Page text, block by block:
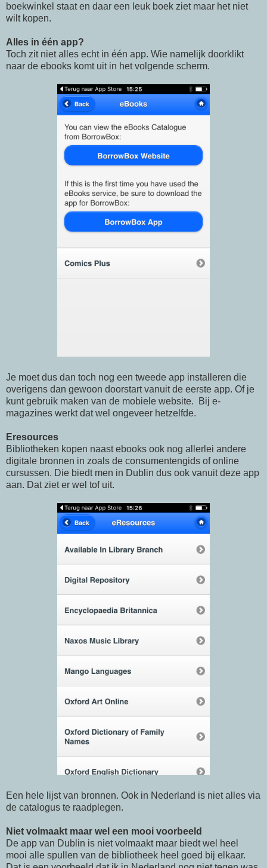
boekwinkel staat en daar een leuk boek ziet maar het niet
wilt kopen.
Alles in één app?
Toch zit niet alles echt in één app. Wie namelijk doorklikt
naar de ebooks komt uit in het volgende scherm.
Je moet dus dan toch nog een tweede app installeren die
overigens dan gewoon doorstart vanuit de eerste app. Of je
kunt gebruik maken van de mobiele website. Bij e-
magazines werkt dat wel ongeveer hetzelfde.
Eresources
Bibliotheken kopen naast ebooks ook nog allerlei andere
digitale bronnen in zoals de consumentengids of online
cursussen. Die biedt men in Dublin dus ook vanuit deze app
aan. Dat ziet er wel tof uit.
Een hele lijst van bronnen. Ook in Nederland is niet alles via
de catalogus te raadplegen.
Niet volmaakt maar wel een mooi voorbeeld
De app van Dublin is niet volmaakt maar biedt wel heel
mooi alle spullen van de bibliotheek heel goed bij elkaar.